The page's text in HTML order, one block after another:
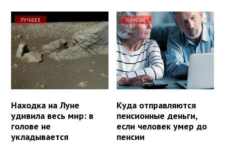
ЛУЧШЕЕ
Находка на Луне
удивила весь мир: в
голове не
укладывается
ЛУЧШЕЕ
Куда отправляются
пенсионные деньги,
если человек умер до
пенсии